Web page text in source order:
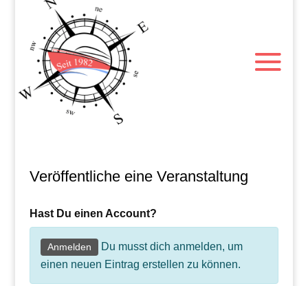
Veröffentliche eine Veranstaltung
Hast Du einen Account?
Anmelden
Du musst dich anmelden, um
einen neuen Eintrag erstellen zu können.